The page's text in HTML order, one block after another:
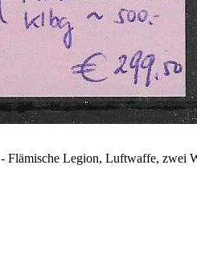
- Flämische Legion, Luftwaffe, zwei